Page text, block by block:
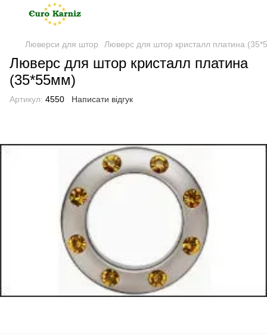
Люверси для штор Люверс для штор кристалл платина
Люверс для штор кристалл платина
(35*55мм)
Артикул: 4550 Написати відгук